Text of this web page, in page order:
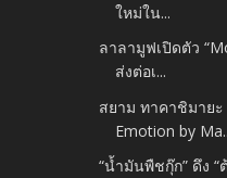
ใหม่ใน...
ลาลามูฟเปิดตัว
ส่งต่อเ...
สยาม ทาคาชิมาย
Emotion by
“น้ำมันพืชกุ๊ก” ดึง